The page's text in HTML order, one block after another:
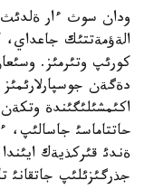
ودان سوث ءار ةلدئث
الةؤمةتتئك جاعداي،
كورئپ وتئرمئز.
دةگةن
اكئمشئلئگئندة
حاتتاماسئ جاسالئپ،
ةندئ قئركذيةك
جذرگئزئلئپ جاتقانئ